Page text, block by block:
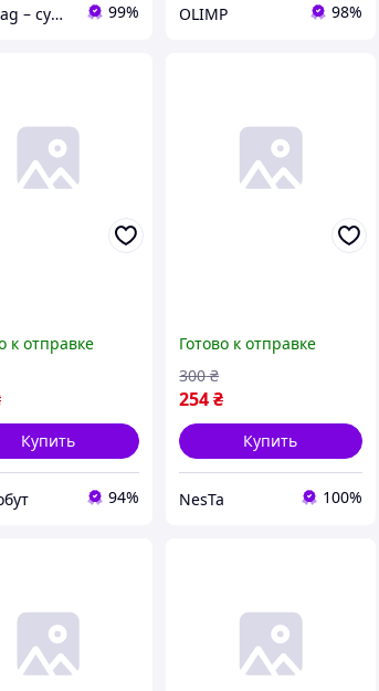
Bagmag – сумки, чемоданы, рюкзаки и аксессуары для вашего стиля и путешествий 99% OLIMP 98%
к отправке
Купить
94%
Готово к отправке
254₴
300 ₴
Купить
NesTa 100%